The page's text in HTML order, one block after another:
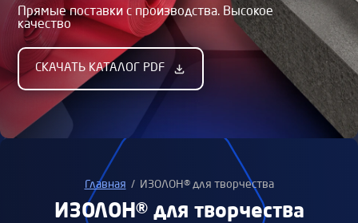
Прямые поставки с производства. Высокое
качество
СКАЧАТЬ КАТАЛОГ PDF
Главная / ИЗОЛОН® для творчества
ИЗОЛОН® для творчества